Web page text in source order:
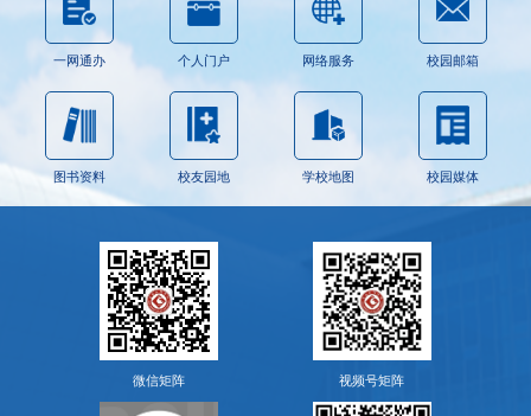
一网通办 个人门户 网络服务 校园邮箱
图书资料 校友园地 学校地图 校园媒体
微信矩阵 视频号矩阵